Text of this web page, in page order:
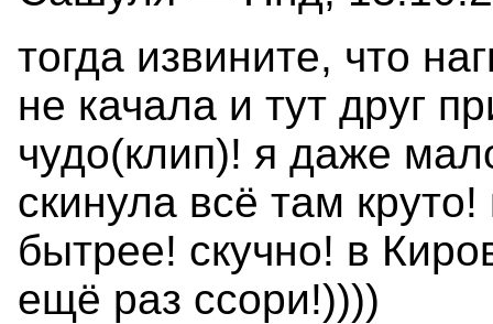
тогда извините, что
не качала и тут друг
чудо(клип)! я даже
скинула всё там
бытрее! скучно! в
ещё раз ссори!))))